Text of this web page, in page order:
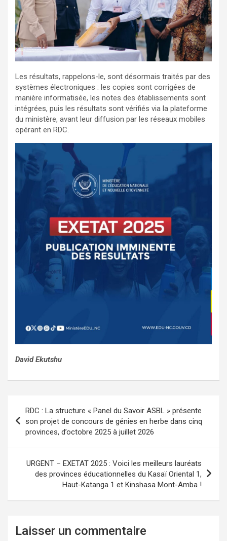
Les résultats, rappelons-le, sont désormais traités par des
systèmes électroniques : les copies sont corrigées de
manière informatisée, les notes des établissements sont
intégrées, puis les résultats sont vérifiés via la plateforme
du ministère, avant leur diffusion par les réseaux mobiles
opérant en RDC.
David Ekutshu
de
l’article
RDC : La structure « Panel du Savoir ASBL » présente
son projet de concours de génies en herbe dans cinq
provinces, d’octobre 2025 à juillet 2026
URGENT – EXETAT 2025 : Voici les meilleurs lauréats
des provinces éducationnelles du Kasaï Oriental 1,
Haut-Katanga 1 et Kinshasa Mont-Amba !
Laisser un commentaire